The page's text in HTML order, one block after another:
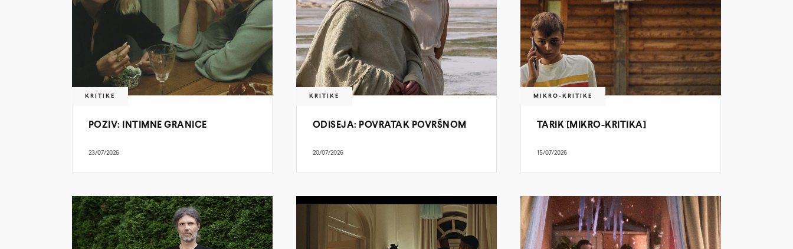
KRITIKE
POZIV: INTIMNE GRANICE
23/07/2026
KRITIKE
ODISEJA: POVRATAK POVRŠNOM
20/07/2026
MIKRO-KRITIKE
TARIK [MIKRO-KRITIKA]
15/07/2026